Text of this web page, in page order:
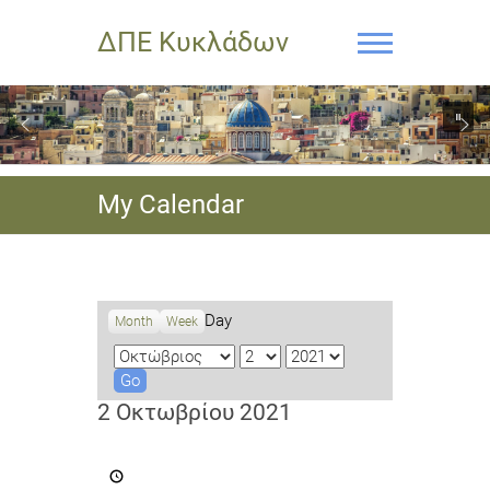
ΔΠΕ Κυκλάδων
My Calendar
Month Week Day
M
o
n
D
y
Y
a
2 Οκτωβρίου 2021
για